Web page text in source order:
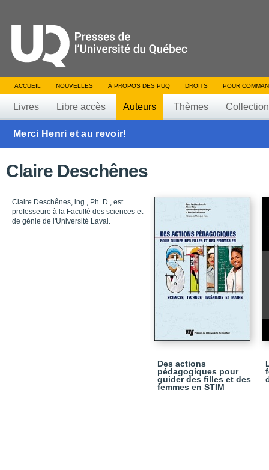
ACCUEIL NOUVELLES À PROPOS DES PUQ DROITS POUR
Livres Libre accès Auteurs Thèmes
Merci Henri et au revoir!
Claire Deschênes
Claire Deschênes, ing., Ph. D., est
professeure à la Faculté des sciences et
de génie de l'Université Laval.
Des actions
pédagogiques pour
guider des filles et des
femmes en STIM